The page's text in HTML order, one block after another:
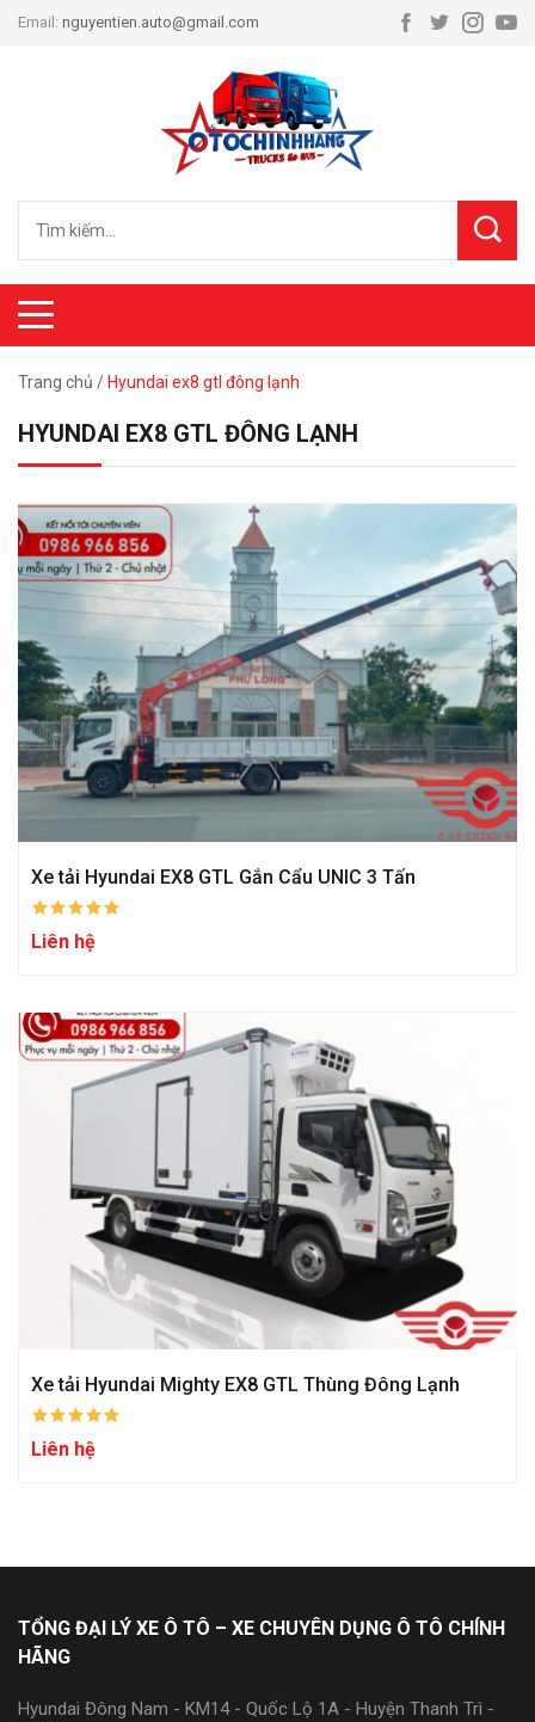
Email: nguyentien.auto@gmail.com
Trang chủ / Hyundai ex8 gtl đông lạnh
HYUNDAI EX8 GTL ĐÔNG LẠNH
Xe tải Hyundai EX8 GTL Gắn Cẩu UNIC 3 Tấn
Liên hệ
Xe tải Hyundai Mighty EX8 GTL Thùng Đông Lạnh
Liên hệ
TỔNG ĐẠI LÝ XE Ô TÔ – XE CHUYÊN DỤNG Ô TÔ CHÍNH
HÃNG
Hyundai Đông Nam - KM14 - Quốc Lộ 1A - Huyện Thanh Trì -